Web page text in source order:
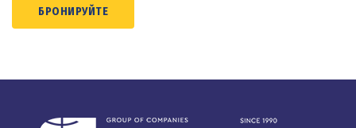
БРОНИРУЙТЕ